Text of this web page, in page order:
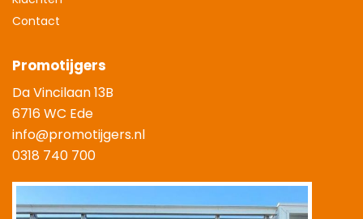
Contact
Promotijgers
Da Vincilaan 13B
6716 WC Ede
info@promotijgers.nl
0318 740 700